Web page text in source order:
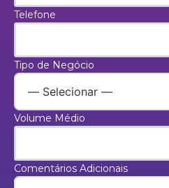
Telefone
Tipo de Negócio
Volume Médio
Comentários Adicionais